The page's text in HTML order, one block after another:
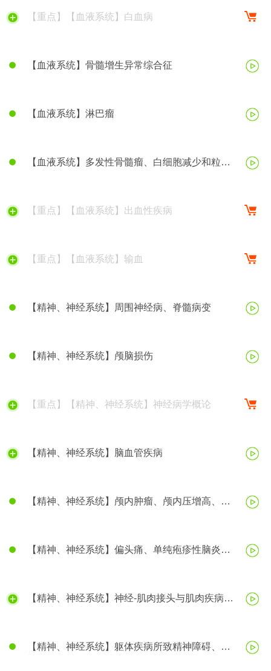
【重点】【血液系统】白血病
【血液系统】骨髓增生异常综合征
【血液系统】淋巴瘤
【血液系统】多发性骨髓瘤、白细胞减少和粒细
【重点】【血液系统】出血性疾病
【重点】【血液系统】输血
【精神、神经系统】周围神经病、脊髓病变
【精神、神经系统】颅脑损伤
【重点】【精神、神经系统】神经病学概论
【精神、神经系统】脑血管疾病
【精神、神经系统】颅内肿瘤、颅内压增高、脑
【精神、神经系统】偏头痛、单纯疱疹性脑炎、
【精神、神经系统】神经-肌肉接头与肌肉疾病、
【精神、神经系统】躯体疾病所致精神障碍、精